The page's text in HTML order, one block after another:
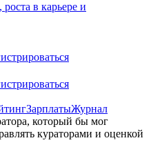
в карьере и
ЗарплатыЖурнал
который бы мог
кураторами и оценкой